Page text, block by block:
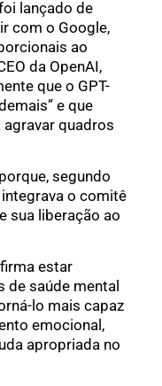
lançado de
com o Google,
ao
da OpenAI,
que o GPT-
e que
quadros
segundo
o comitê
sua liberação ao
estar
saúde mental
lo mais capaz
emocional,
apropriada no